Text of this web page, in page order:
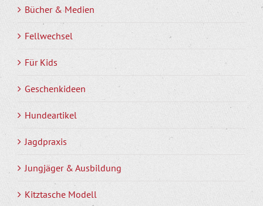
Bücher & Medien
Fellwechsel
Für Kids
Geschenkideen
Hundeartikel
Jagdpraxis
Jungjäger & Ausbildung
Kitztasche Modell